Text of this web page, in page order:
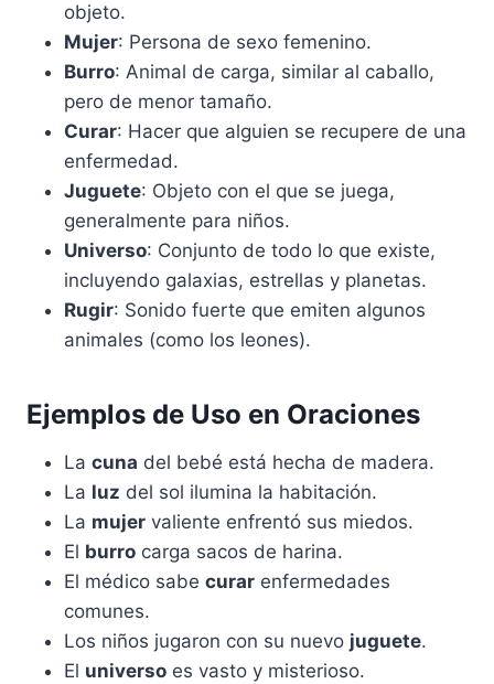
objeto.
Mujer: Persona de sexo femenino.
Burro: Animal de carga, similar al caballo,
pero de menor tamaño.
Curar: Hacer que alguien se recupere de una
enfermedad.
Juguete: Objeto con el que se juega,
generalmente para niños.
Universo: Conjunto de todo lo que existe,
incluyendo galaxias, estrellas y planetas.
Rugir: Sonido fuerte que emiten algunos
animales (como los leones).
Ejemplos de Uso en Oraciones
La cuna del bebé está hecha de madera.
La luz del sol ilumina la habitación.
La mujer valiente enfrentó sus miedos.
El burro carga sacos de harina.
El médico sabe curar enfermedades
comunes.
Los niños jugaron con su nuevo juguete.
El universo es vasto y misterioso.